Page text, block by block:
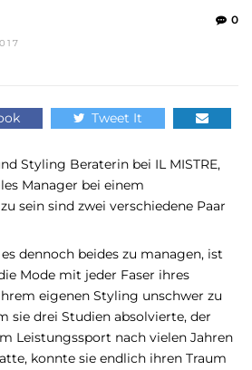
0
Tweet It
Styling Beraterin bei IL MISTRE,
Manager bei einem
sein sind zwei verschiedene Paar
dennoch beides zu managen, ist
Mode mit jeder Faser ihres
eigenen Styling unschwer zu
sie drei Studien absolvierte, der
Leistungssport nach vielen Jahren
konnte sie endlich ihren Traum